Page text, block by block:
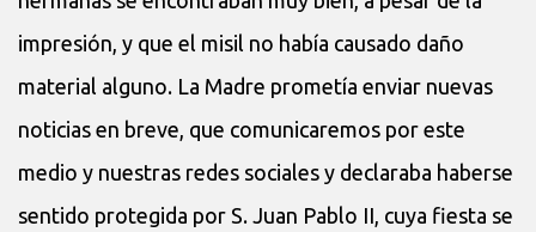
impresión, y que el misil no había causado daño
material alguno. La Madre prometía enviar nuevas
noticias en breve, que comunicaremos por este
medio y nuestras redes sociales y declaraba haberse
sentido protegida por S. Juan Pablo II, cuya fiesta se